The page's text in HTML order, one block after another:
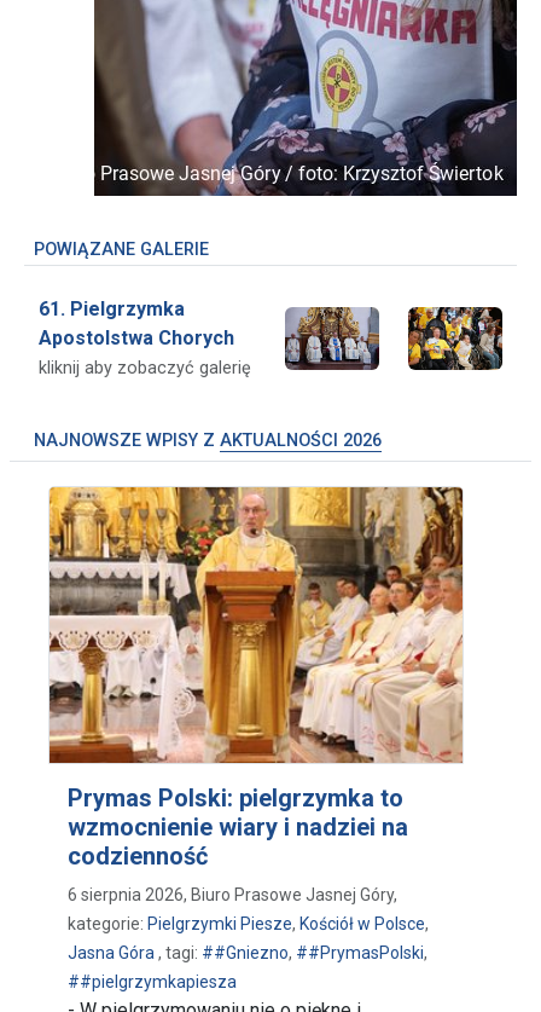
POWIĄZANE GALERIE
61. Pielgrzymka
Apostolstwa Chorych
kliknij aby zobaczyć galerię
NAJNOWSZE WPISY Z AKTUALNOŚCI 2026
Prymas Polski: pielgrzymka to
wzmocnienie wiary i nadziei na
codzienność
6 sierpnia 2026, Biuro Prasowe Jasnej Góry,
kategorie: Pielgrzymki Piesze, Kościół w Polsce,
Jasna Góra , tagi: ##Gniezno, ##PrymasPolski,
##pielgrzymkapiesza